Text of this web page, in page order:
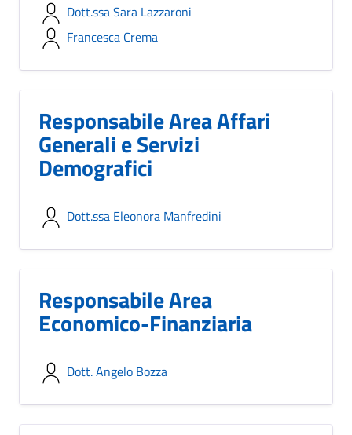
Dott.ssa Sara Lazzaroni
Francesca Crema
Responsabile Area Affari
Generali e Servizi
Demografici
Dott.ssa Eleonora Manfredini
Responsabile Area
Economico-Finanziaria
Dott. Angelo Bozza